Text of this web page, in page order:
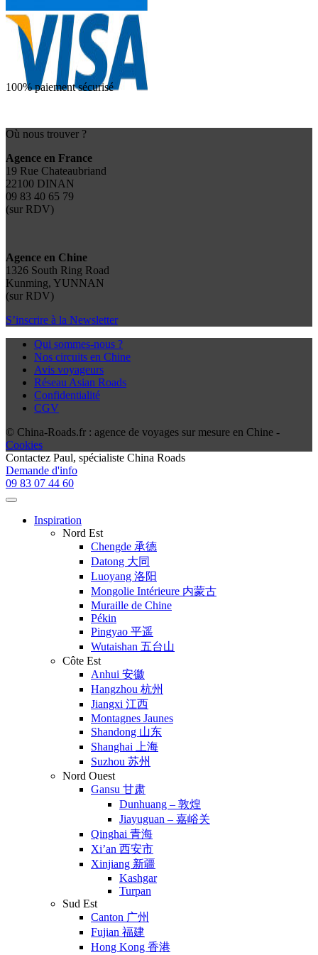
100% paiement sécurisé
Où nous trouver ?
Agence en France
19 Rue Chateaubriand
22100 DINAN
09 83 40 65 79
(sur RDV)
Agence en Chine
1326 South Ring Road
Kunming, YUNNAN
(sur RDV)
S’inscrire à la Newsletter
Qui sommes-nous ?
Nos circuits en Chine
Avis voyageurs
Réseau Asian Roads
Confidentialité
CGV
© China-Roads.fr : agence de voyages sur mesure en Chine -
Cookies
Contactez Paul, spécialiste China Roads
Demande d'info
09 83 07 44 60
Inspiration
Nord Est
Chengde 承德
Datong 大同
Luoyang 洛阳
Mongolie Intérieure 内蒙古
Muraille de Chine
Pékin
Pingyao 平遥
Wutaishan 五台山
Côte Est
Anhui 安徽
Hangzhou 杭州
Jiangxi 江西
Montagnes Jaunes
Shandong 山东
Shanghai 上海
Suzhou 苏州
Nord Ouest
Gansu 甘肃
Dunhuang – 敦煌
Jiayuguan – 嘉峪关
Qinghai 青海
Xi’an 西安市
Xinjiang 新疆
Kashgar
Turpan
Sud Est
Canton 广州
Fujian 福建
Hong Kong 香港